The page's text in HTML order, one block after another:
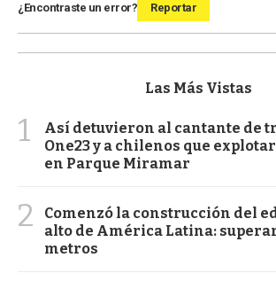
¿Encontraste un error? Reportar
Las Más Vistas
1
Así detuvieron al cantante de
One23 y a chilenos que
en Parque Miramar
2
Comenzó la construcción del
alto de América Latina:
metros